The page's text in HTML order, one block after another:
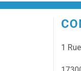
1 Rue